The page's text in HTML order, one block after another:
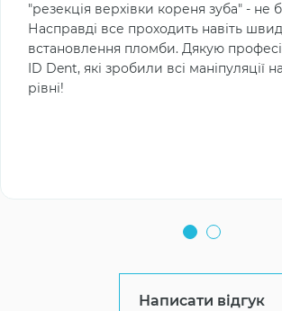
"резекція верхівки кореня зуба" - не
Насправді все проходить навіть
встановлення пломби. Дякую
ID Dent, які зробили всі маніпуляції
рівні!
Написати відгук